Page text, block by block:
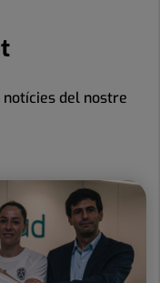
del nostre